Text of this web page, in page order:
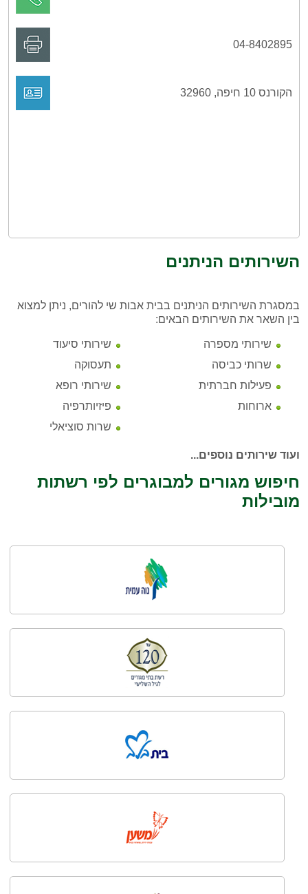
04-8402895
הקורנס 10 חיפה, 32960
השירותים הניתנים
במסגרת השירותים הניתנים בבית אבות שי להורים, ניתן למצוא
בין השאר את השירותים הבאים:
שירותי מספרה
שרותי כביסה
פעילות חברתית
ארוחות
שירותי סיעוד
תעסוקה
שירותי רופא
פיזיותרפיה
שרות סוציאלי
ועוד שירותים נוספים...
חיפוש מגורים למבוגרים לפי רשתות
מובילות